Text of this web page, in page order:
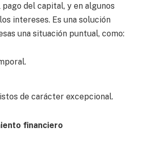
del capital, y en algunos
intereses. Es una solución
una situación puntual, como:
de carácter excepcional.
financiero